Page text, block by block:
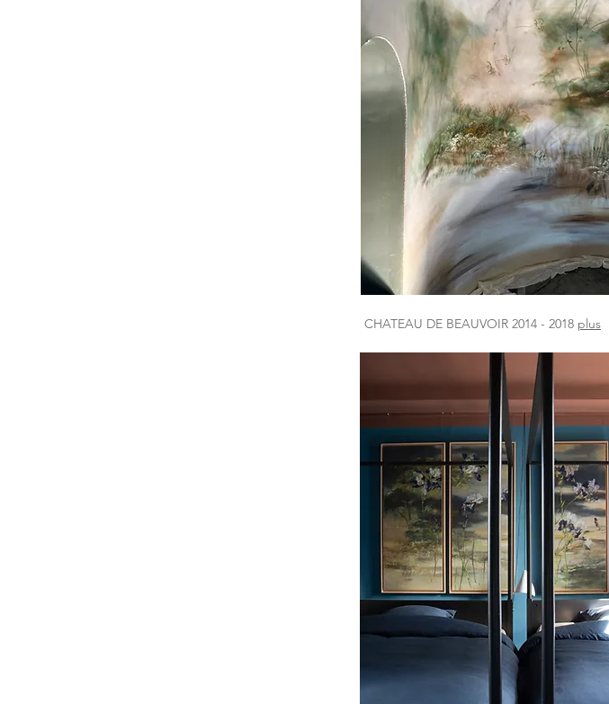
CHATEAU DE BEAUVOIR 2014 - 2018 plus